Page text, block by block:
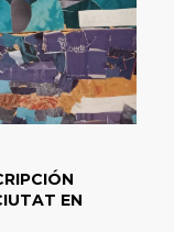
EN